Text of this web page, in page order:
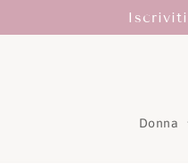
Iscriviti
Donna